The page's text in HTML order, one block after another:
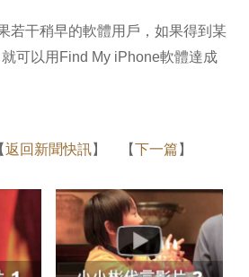
若干稍早的軟體用戶，如果得到某
可以用Find My iPhone軟體達成
返回新聞快訊】 【下一篇 】